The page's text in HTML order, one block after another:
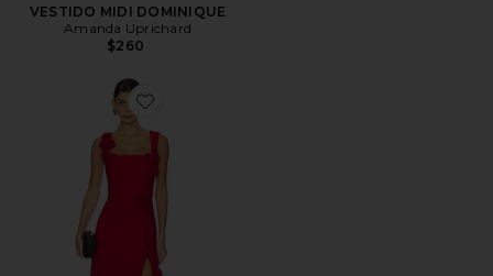
VESTIDO MIDI DOMINIQUE
Amanda Uprichard
$260
Favorite VESTIDO LARGO EVANORA